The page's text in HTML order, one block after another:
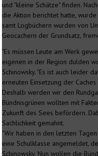
und "kleine Schätze" finden.
die Aktion berichtet hatte,
samt Logbüchern wurden von
Geocachern der Grundsatz,
"Es müssen Leute am Werk
eigenen in der Region dulden
Schinowsky. "Es ist auch leider
erneuten Einsetzung der
Deshalb werden wir den
Bündnisgrünen wollten mit
Zukunft des Sees befördern.
Sachlichkeit gemahnt.
"Wir haben in den letzten
eine Schulklasse angemeldet,
Schinowsky. Nun wollen die